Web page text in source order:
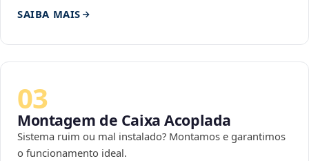
SAIBA MAIS
03
Montagem de Caixa Acoplada
Sistema ruim ou mal instalado? Montamos e garantimos
o funcionamento ideal.